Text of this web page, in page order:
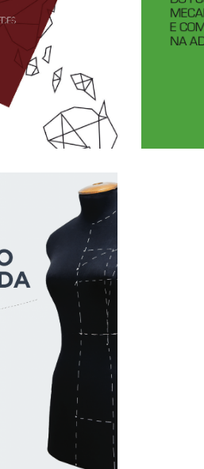
dos Chefes
no Direito
– Vol. I
AVAILABLE -
FOR OPEN